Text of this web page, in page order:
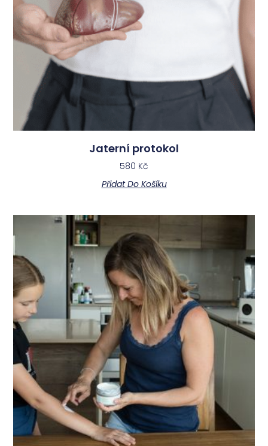
Jaterní protokol
580 Kč
Přidat Do Košíku